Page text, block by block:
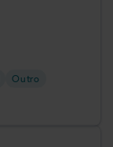
Outro